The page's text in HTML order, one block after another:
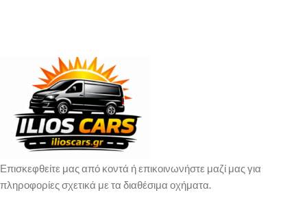
Επισκεφθείτε μας από κοντά ή επικοινωνήστε μαζί μας για
πληροφορίες σχετικά με τα διαθέσιμα οχήματα.